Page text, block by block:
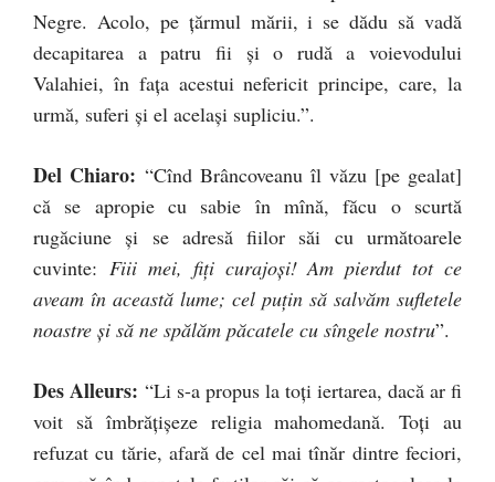
Negre. Acolo, pe ţărmul mării, i se dădu să vadă
decapitarea a patru fii şi o rudă a voievodului
Valahiei, în faţa acestui nefericit principe, care, la
urmă, suferi şi el acelaşi supliciu.”.
Del Chiaro: “Cînd Brâncoveanu îl văzu [pe gealat]
că se apropie cu sabie în mînă, făcu o scurtă
rugăciune şi se adresă fiilor săi cu următoarele
cuvinte: Fiii mei, fiţi curajoşi! Am pierdut tot ce
aveam în această lume; cel puţin să salvăm sufletele
noastre şi să ne spălăm păcatele cu sîngele nostru”.
Des Alleurs: “Li s-a propus la toţi iertarea, dacă ar fi
voit să îmbrăţişeze religia mahomedană. Toţi au
refuzat cu tărie, afară de cel mai tînăr dintre feciori,